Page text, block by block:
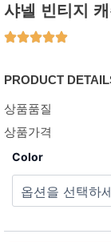
샤넬 빈티지
PRODUCT
상품품질
상품가격
Color